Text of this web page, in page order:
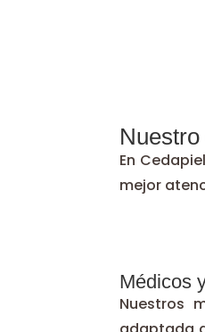
En
mejor
Médicos
Nuestros